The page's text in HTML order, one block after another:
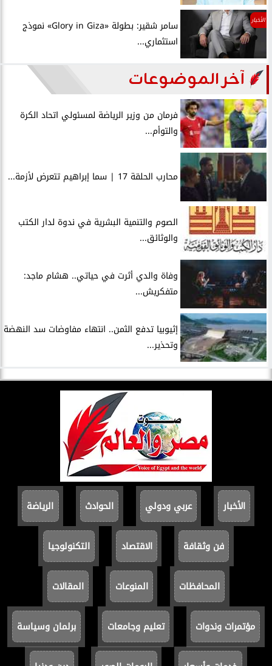
الأخبار
سامر شقير: بطولة «Glory in Giza» نموذج
استثماري...
آخر الموضوعات
فرمان من وزير الرياضة لمسئولي اتحاد الكرة
والتوأم...
محارب الحلقة 17 | سما إبراهيم تتعرض لأزمة...
الصوم والتنمية البشرية في ندوة لدار الكتب
والوثائق...
وفاة والدي أثرت في حياتي.. هشام ماجد:
متفكريش...
إثيوبيا تدفع الثمن.. انتهاء مفاوضات سد النهضة
وتحذير...
الأخبار عربي ودولي الحوادث الرياضة
فن وثقافة الاقتصاد التكنولوجيا
المحافظات المنوعات المقالات
مؤتمرات وندوات تعليم وجامعات برلمان وسياسة